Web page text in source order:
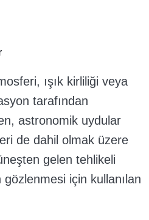
ışık kirliliği veya
tarafından
astronomik uydular
de dahil olmak üzere
gelen tehlikeli
için kullanılan